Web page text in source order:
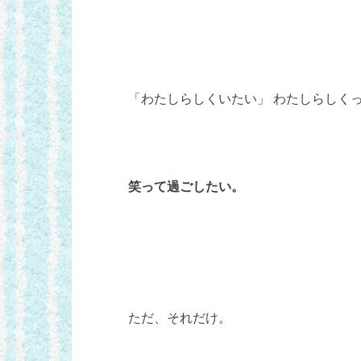
「わたしらしくいたい」 わたしらしく
笑って過ごしたい。
ただ、それだけ。